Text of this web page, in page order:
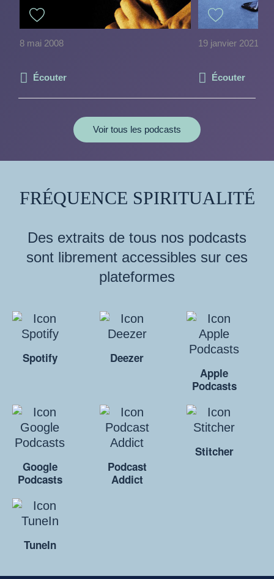
8 mai 2008
Écouter
19 janvier 2021
Écouter
Voir tous les podcasts
FRÉQUENCE SPIRITUALITÉ
Des extraits de tous nos podcasts
sont librement accessibles sur ces
plateformes
Spotify
Deezer
Apple
Podcasts
Google
Podcasts
Podcast
Addict
Stitcher
TuneIn